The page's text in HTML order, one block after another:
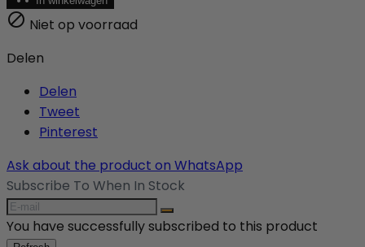
 Niet op voorraad
Delen
Delen
Tweet
Pinterest
Ask about the product on WhatsApp
Subscribe To When In Stock
You have successfully subscribed to this product